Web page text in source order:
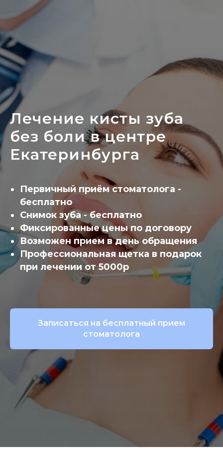
Лечение кисты зуба
без боли в центре
Екатеринбурга
Первичный приём стоматолога -
бесплатно
Снимок зуба - бесплатно
Фиксированные цены по договору
Возможен прием в день обращения
Профессиональная щетка в подарок
при лечении от 5000р
Записаться на бесплатный прием
стоматолога